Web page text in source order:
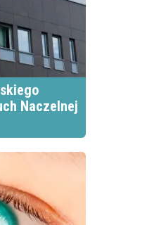
Naczelnej